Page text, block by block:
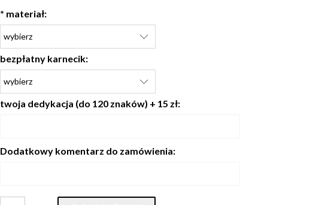
* materiał:
bezpłatny karnecik:
twoja dedykacja (do 120 znaków) + 15 zł:
Dodatkowy komentarz do zamówienia: